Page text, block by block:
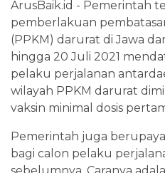
ArusBaik.id - Pemerintah
pemberlakuan
(PPKM) darurat di Jawa
hingga 20 Juli 2021
pelaku perjalanan
wilayah PPKM darurat
vaksin minimal dosis
Pemerintah juga berupaya
bagi calon pelaku